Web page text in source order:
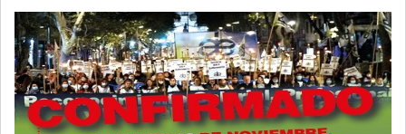
Previous Next